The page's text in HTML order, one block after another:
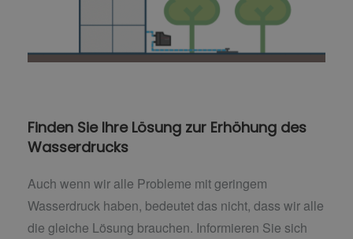
Finden Sie Ihre Lösung zur Erhöhung des
Wasserdrucks
Auch wenn wir alle Probleme mit geringem
Wasserdruck haben, bedeutet das nicht, dass wir alle
die gleiche Lösung brauchen. Informieren Sie sich